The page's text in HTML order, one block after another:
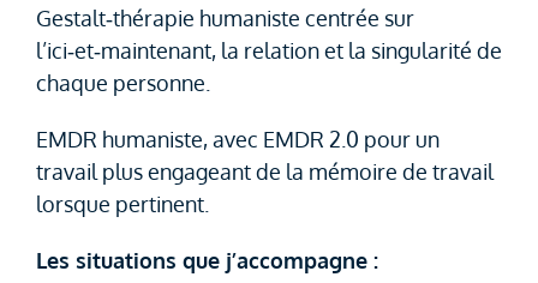
Gestalt‑thérapie humaniste centrée sur
l’ici‑et‑maintenant, la relation et la singularité de
chaque personne.
EMDR humaniste, avec EMDR 2.0 pour un
travail plus engageant de la mémoire de travail
lorsque pertinent.
Les situations que j’accompagne :